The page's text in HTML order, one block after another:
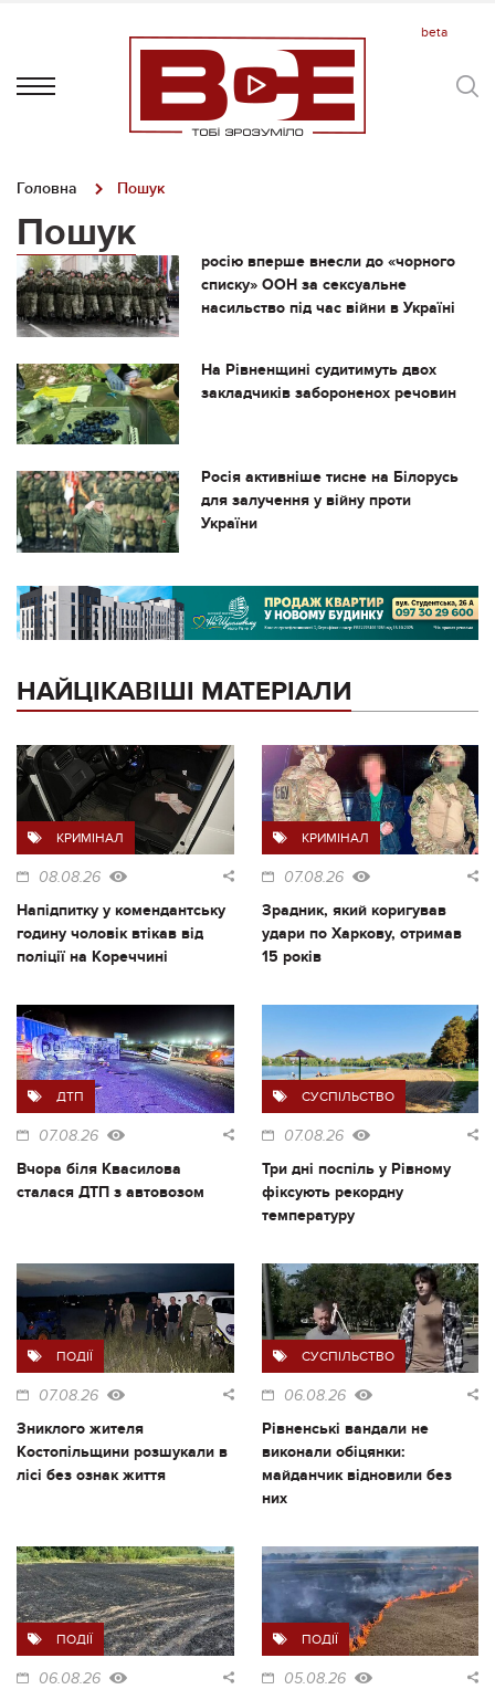
Головна Пошук
Пошук
росію вперше внесли до «чорного
списку» ООН за сексуальне
насильство під час війни в Україні
На Рівненщині судитимуть двох
закладчиків забороненох речовин
Росія активніше тисне на Білорусь
для залучення у війну проти
України
НАЙЦІКАВІШІ МАТЕРІАЛИ
КРИМІНАЛ
08.08.26
Напідпитку у комендантську
годину чоловік втікав від
поліції на Кореччині
КРИМІНАЛ
07.08.26
Зрадник, який коригував
удари по Харкову, отримав
15 років
ДТП
07.08.26
Вчора біля Квасилова
сталася ДТП з автовозом
СУСПІЛЬСТВО
07.08.26
Три дні поспіль у Рівному
фіксують рекордну
температуру
ПОДІЇ
07.08.26
Зниклого жителя
Костопільщини розшукали в
лісі без ознак життя
СУСПІЛЬСТВО
06.08.26
Рівненські вандали не
виконали обіцянки:
майданчик відновили без
них
ПОДІЇ
06.08.26
ПОДІЇ
05.08.26